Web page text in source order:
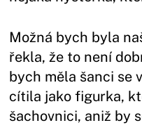
Možná bych byla
řekla, že to není
bych měla šanci se
cítila jako figurka,
šachovnici, aniž by